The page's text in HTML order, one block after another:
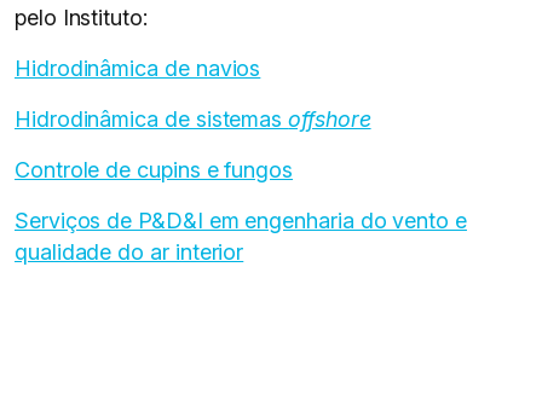
pelo Instituto:
Hidrodinâmica de navios
Hidrodinâmica de sistemasoffshore
Controle de cupins e fungos
Serviços de P&D&I em engenharia do vento e
qualidade do ar interior